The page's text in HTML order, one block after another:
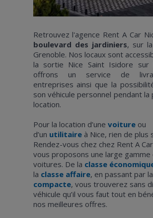
Retrouvez l'agence Rent A Car
boulevard des jardiniers, sur
Grenoble. Nos locaux sont
la sortie Nice Saint Isidore sur
offrons un service de
entreprises ainsi que la
son véhicule personnel pendant
location.
Pour la location d’une voitureou
d’un utilitaireà Nice, rien de plus
Rendez-vous chez chez Rent A
vous proposons une large gamme
voitures. De la classe
la classe affaire, en passant par la
compacte, vous trouverez sans
véhicule qu’il vous faut tout en
nos meilleures offres.